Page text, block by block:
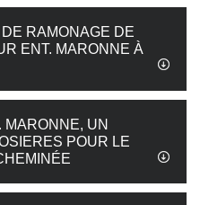
RAMONAGE DE
ENT. MARONNE À
UN
POUR LE